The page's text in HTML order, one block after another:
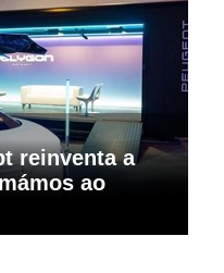
reinventa a
ao